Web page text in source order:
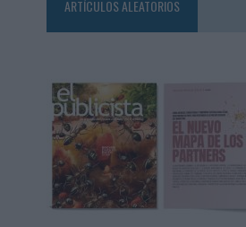
ARTÍCULOS ALEATORIOS